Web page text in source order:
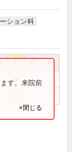
ション科
祝
す。来院前
×閉じる